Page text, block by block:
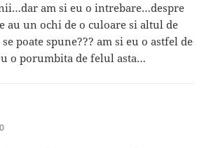
am si eu o intrebare…despre
au un ochi de o culoare si altul de
poate spune??? am si eu o astfel de
o porumbita de felul asta…